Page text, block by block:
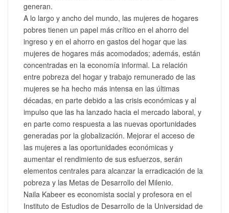
generan.
A lo largo y ancho del mundo, las mujeres de hogares
pobres tienen un papel más crítico en el ahorro del
ingreso y en el ahorro en gastos del hogar que las
mujeres de hogares más acomodados; además, están
concentradas en la economía informal. La relación
entre pobreza del hogar y trabajo remunerado de las
mujeres se ha hecho más intensa en las últimas
décadas, en parte debido a las crisis económicas y al
impulso que las ha lanzado hacia el mercado laboral, y
en parte como respuesta a las nuevas oportunidades
generadas por la globalización. Mejorar el acceso de
las mujeres a las oportunidades económicas y
aumentar el rendimiento de sus esfuerzos, serán
elementos centrales para alcanzar la erradicación de la
pobreza y las Metas de Desarrollo del Milenio.
Naila Kabeer es economista social y profesora en el
Instituto de Estudios de Desarrollo de la Universidad de